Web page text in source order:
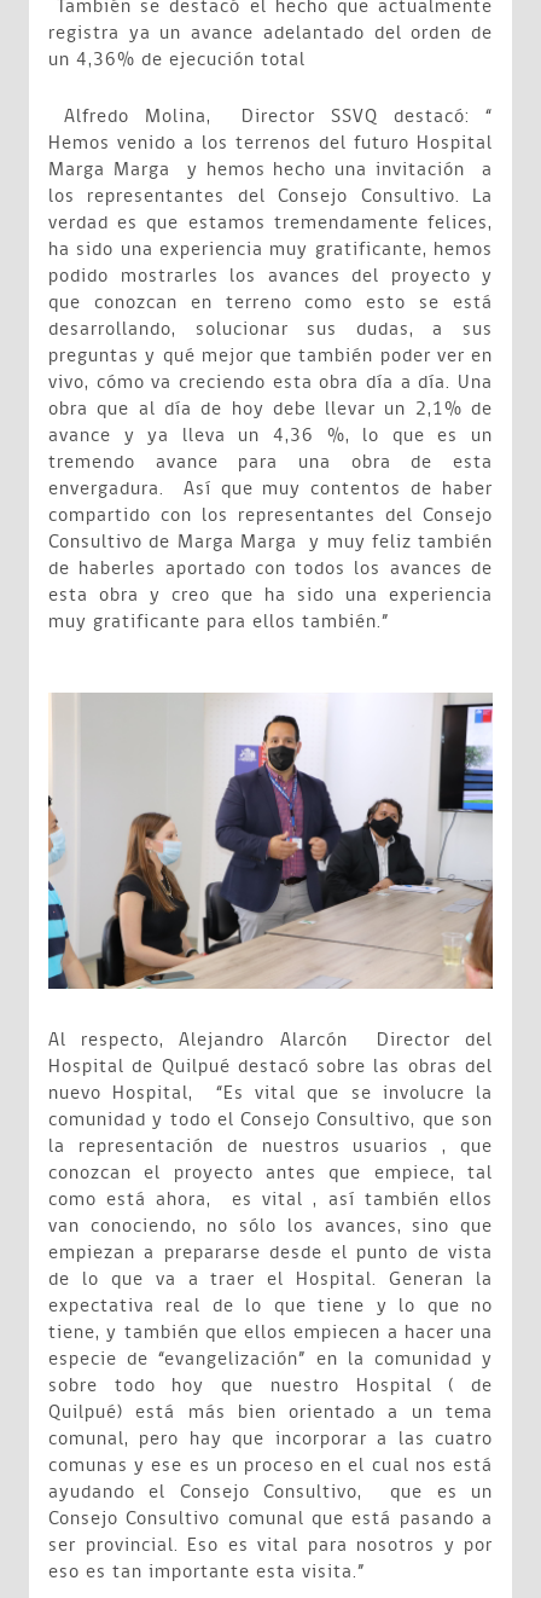
También se destacó el hecho que actualmente
registra ya un avance adelantado del orden de
un 4,36% de ejecución total
Alfredo Molina, Director SSVQ destacó: “
Hemos venido a los terrenos del futuro Hospital
Marga Marga y hemos hecho una invitación a
los representantes del Consejo Consultivo. La
verdad es que estamos tremendamente felices,
ha sido una experiencia muy gratificante, hemos
podido mostrarles los avances del proyecto y
que conozcan en terreno como esto se está
desarrollando, solucionar sus dudas, a sus
preguntas y qué mejor que también poder ver en
vivo, cómo va creciendo esta obra día a día. Una
obra que al día de hoy debe llevar un 2,1% de
avance y ya lleva un 4,36 %, lo que es un
tremendo avance para una obra de esta
envergadura. Así que muy contentos de haber
compartido con los representantes del Consejo
Consultivo de Marga Marga y muy feliz también
de haberles aportado con todos los avances de
esta obra y creo que ha sido una experiencia
muy gratificante para ellos también.”
Al respecto, Alejandro Alarcón Director del
Hospital de Quilpué destacó sobre las obras del
nuevo Hospital, “Es vital que se involucre la
comunidad y todo el Consejo Consultivo, que son
la representación de nuestros usuarios , que
conozcan el proyecto antes que empiece, tal
como está ahora, es vital , así también ellos
van conociendo, no sólo los avances, sino que
empiezan a prepararse desde el punto de vista
de lo que va a traer el Hospital. Generan la
expectativa real de lo que tiene y lo que no
tiene, y también que ellos empiecen a hacer una
especie de “evangelización” en la comunidad y
sobre todo hoy que nuestro Hospital ( de
Quilpué) está más bien orientado a un tema
comunal, pero hay que incorporar a las cuatro
comunas y ese es un proceso en el cual nos está
ayudando el Consejo Consultivo, que es un
Consejo Consultivo comunal que está pasando a
ser provincial. Eso es vital para nosotros y por
eso es tan importante esta visita.”